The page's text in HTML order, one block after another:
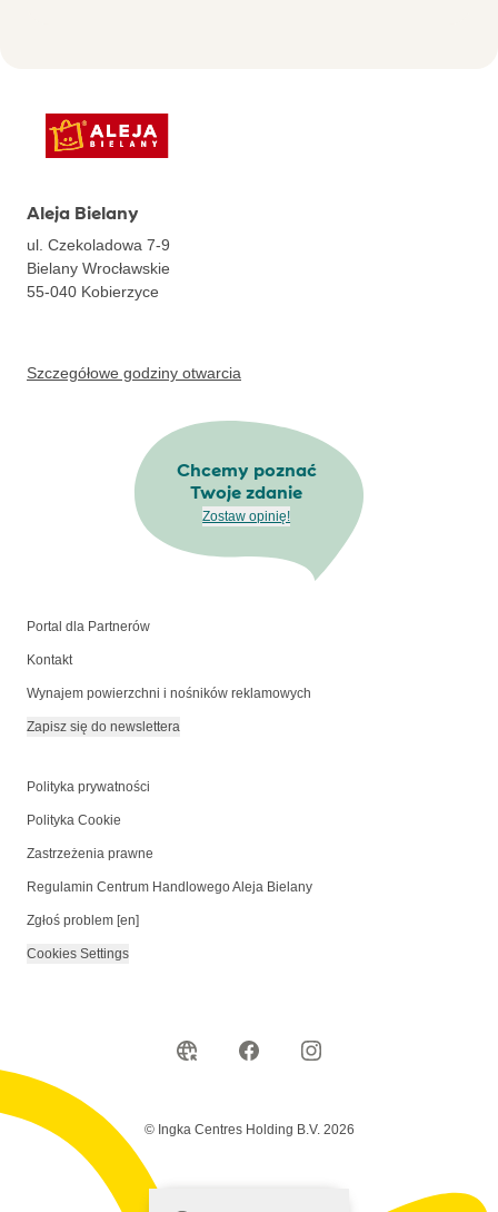
Aleja Bielany
ul. Czekoladowa 7-9
Bielany Wrocławskie
55-040 Kobierzyce
Szczegółowe godziny otwarcia
Chcemy poznać
Twoje zdanie
Zostaw opinię!
Portal dla Partnerów
Kontakt
Wynajem powierzchni i nośników reklamowych
Zapisz się do newslettera
Polityka prywatności
Polityka Cookie
Zastrzeżenia prawne
Regulamin Centrum Handlowego Aleja Bielany
Zgłoś problem [en]
Cookies Settings
© Ingka Centres Holding B.V. 2026